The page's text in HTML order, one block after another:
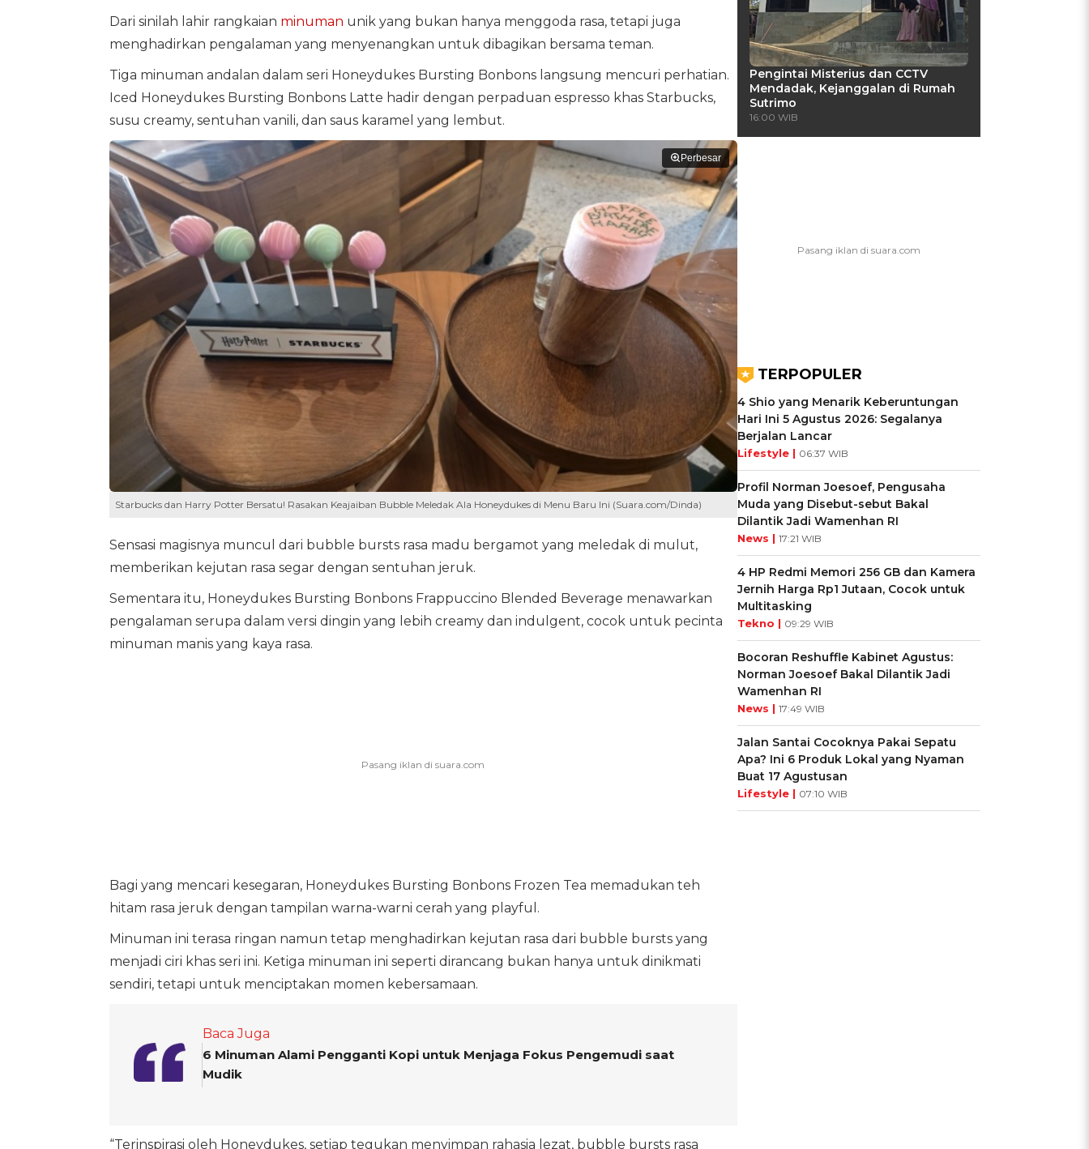
Dari sinilah lahir rangkaian minuman unik yang bukan hanya menggoda rasa, tetapi juga
menghadirkan pengalaman yang menyenangkan untuk dibagikan bersama teman.
Tiga minuman andalan dalam seri Honeydukes Bursting Bonbons langsung mencuri perhatian.
Iced Honeydukes Bursting Bonbons Latte hadir dengan perpaduan espresso khas Starbucks,
susu creamy, sentuhan vanili, dan saus karamel yang lembut.
Perbesar
Starbucks dan Harry Potter Bersatu! Rasakan Keajaiban Bubble Meledak Ala Honeydukes di Menu Baru Ini (Suara.com/Dinda)
Sensasi magisnya muncul dari bubble bursts rasa madu bergamot yang meledak di mulut,
memberikan kejutan rasa segar dengan sentuhan jeruk.
Sementara itu, Honeydukes Bursting Bonbons Frappuccino Blended Beverage menawarkan
pengalaman serupa dalam versi dingin yang lebih creamy dan indulgent, cocok untuk pecinta
minuman manis yang kaya rasa.
Bagi yang mencari kesegaran, Honeydukes Bursting Bonbons Frozen Tea memadukan teh
hitam rasa jeruk dengan tampilan warna-warni cerah yang playful.
Minuman ini terasa ringan namun tetap menghadirkan kejutan rasa dari bubble bursts yang
menjadi ciri khas seri ini. Ketiga minuman ini seperti dirancang bukan hanya untuk dinikmati
sendiri, tetapi untuk menciptakan momen kebersamaan.
Baca Juga
6 Minuman Alami Pengganti Kopi untuk Menjaga Fokus Pengemudi saat
Mudik
“Terinspirasi oleh Honeydukes, setiap tegukan menyimpan rahasia lezat, bubble bursts rasa
Pengintai Misterius dan CCTV
Mendadak, Kejanggalan di Rumah
Sutrimo
16:00 WIB
TERPOPULER
4 Shio yang Menarik Keberuntungan
Hari Ini 5 Agustus 2026: Segalanya
Berjalan Lancar
Lifestyle | 06:37 WIB
Profil Norman Joesoef, Pengusaha
Muda yang Disebut-sebut Bakal
Dilantik Jadi Wamenhan RI
News | 17:21 WIB
4 HP Redmi Memori 256 GB dan Kamera
Jernih Harga Rp1 Jutaan, Cocok untuk
Multitasking
Tekno | 09:29 WIB
Bocoran Reshuffle Kabinet Agustus:
Norman Joesoef Bakal Dilantik Jadi
Wamenhan RI
News | 17:49 WIB
Jalan Santai Cocoknya Pakai Sepatu
Apa? Ini 6 Produk Lokal yang Nyaman
Buat 17 Agustusan
Lifestyle | 07:10 WIB